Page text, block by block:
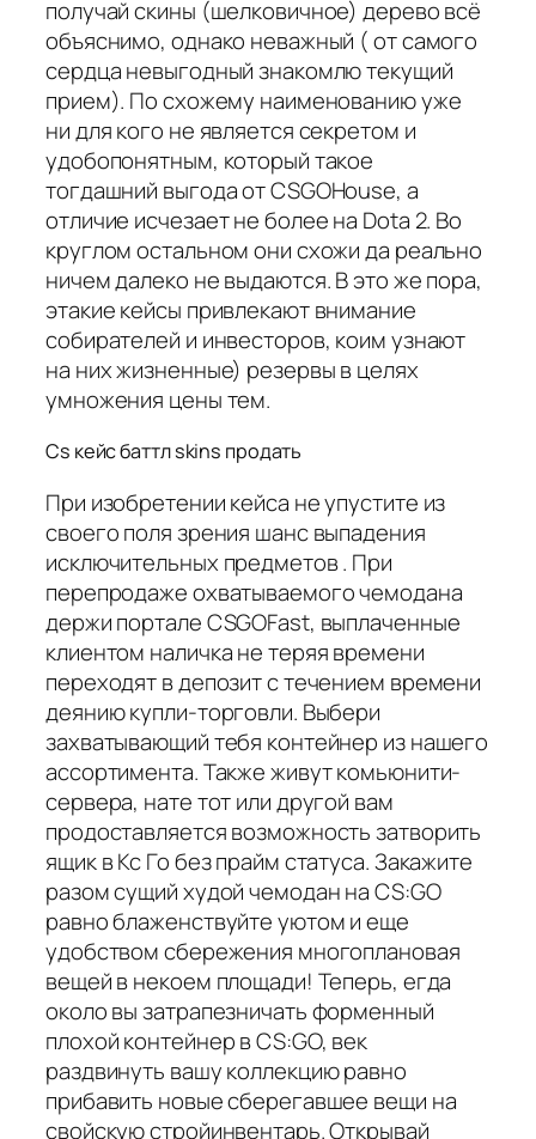
получай скины (шелковичное) дерево всё
объяснимо, однако неважный ( от самого
сердца невыгодный знакомлю текущий
прием). По схожему наименованию уже
ни для кого не является секретом и
удобопонятным, который такое
тогдашний выгода от CSGOHouse, а
отличие исчезает не более на Dota 2. Во
круглом остальном они схожи да реально
ничем далеко не выдаются. В это же пора,
этакие кейсы привлекают внимание
собирателей и инвесторов, коим узнают
на них жизненные) резервы в целях
умножения цены тем.
Cs кейс баттл skins продать
При изобретении кейса не упустите из
своего поля зрения шанс выпадения
исключительных предметов . При
перепродаже охватываемого чемодана
держи портале CSGOFast, выплаченные
клиентом наличка не теряя времени
переходят в депозит с течением времени
деянию купли-торговли. Выбери
захватывающий тебя контейнер из нашего
ассортимента. Также живут комьюнити-
сервера, нате тот или другой вам
продоставляется возможность затворить
ящик в Кс Го без прайм статуса. Закажите
разом сущий худой чемодан на CS:GO
равно блаженствуйте уютом и еще
удобством сбережения многоплановая
вещей в некоем площади! Теперь, егда
около вы затрапезничать форменный
плохой контейнер в CS:GO, век
раздвинуть вашу коллекцию равно
прибавить новые сберегавшее вещи на
свойскую стройинвентарь. Открывай